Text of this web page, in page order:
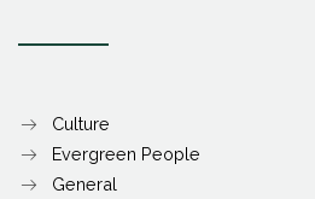
Culture
Evergreen People
General